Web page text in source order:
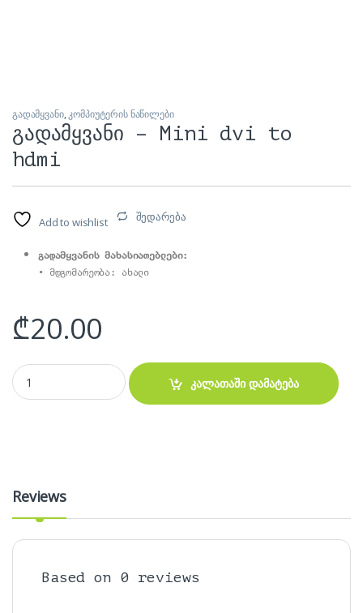
გადამყვანი,კომპიუტერის ნაწილები
გადამყვანი – Mini dvi to
hdmi
Add to wishlist შედარება
გადამყვანის მახასიათებლები:
₾20.00
გადამყვანი - Mini dvi to hdmi quantity
კალათაში დამატება
Reviews
Based on 0 reviews